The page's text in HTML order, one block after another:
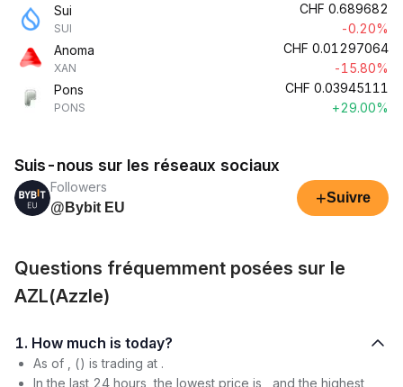
Sui
SUI
CHF 0.689682
-0.20%
Anoma
XAN
CHF 0.01297064
-15.80%
Pons
PONS
CHF 0.03945111
+29.00%
Suis-nous sur les réseaux sociaux
Followers
@Bybit EU
+Suivre
Questions fréquemment posées sur le
AZL(Azzle)
1. How much is today?
As of , () is trading at .
In the last 24 hours, the lowest price is , and the highest